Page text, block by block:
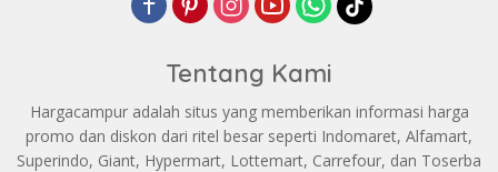
Tentang Kami
Hargacampur adalah situs yang memberikan informasi harga
promo dan diskon dari ritel besar seperti Indomaret, Alfamart,
Superindo, Giant, Hypermart, Lottemart, Carrefour, dan Toserba